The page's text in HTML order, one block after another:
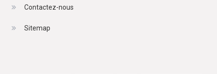
Contactez-nous
Sitemap